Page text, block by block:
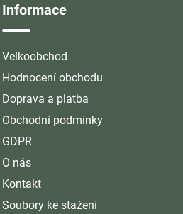
Informace
Velkoobchod
Hodnocení obchodu
Doprava a platba
Obchodní podmínky
GDPR
O nás
Kontakt
Soubory ke stažení